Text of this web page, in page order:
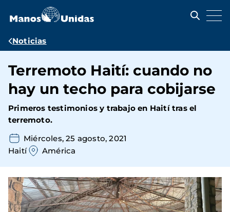
contenido
Ruta
navegación
Noticias
Terremoto Haití: cuando no
hay un techo para cobijarse
Primeros testimonios y trabajo en Haití tras el
terremoto.
Miércoles, 25 agosto, 2021
Haití
América